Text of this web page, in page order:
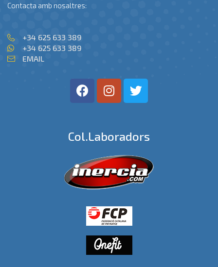
Contacta amb nosaltres:
+34 625 633 389
+34 625 633 389
EMAIL
Col.laboradors